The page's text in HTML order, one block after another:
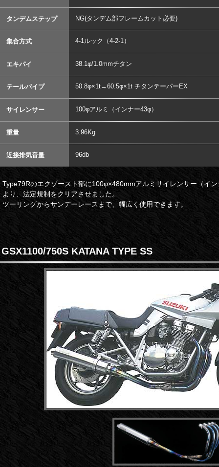
タンデムステップ NG(タンデム部フレームカット必要)
集合方式 4-1ルック（4-2-1）
エキパイ 38.1φ/1.0mmチタン
テールパイプ 50.8φ×1t→60.5φ×1t チタンテーパーEX
サイレンサー 100φアルミ（インナー43φ）
重量 3.96Kg
近接排気音量 96db
Type79Rのエクゾースト部に100φ×480mmアルミサイレンサー（イ
より、法定規制をクリアさせました。
ツーリングからサンデーレースまで、幅広く使用できます。
GSX1100/750S KATANA TYPE SS